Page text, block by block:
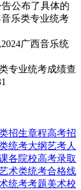
公布了具体的
乐类专业统考
专业统考成绩查
招生章程高考招
统考大纲艺考人
各院校高考录取
术类统考合格线
统考考题美术校